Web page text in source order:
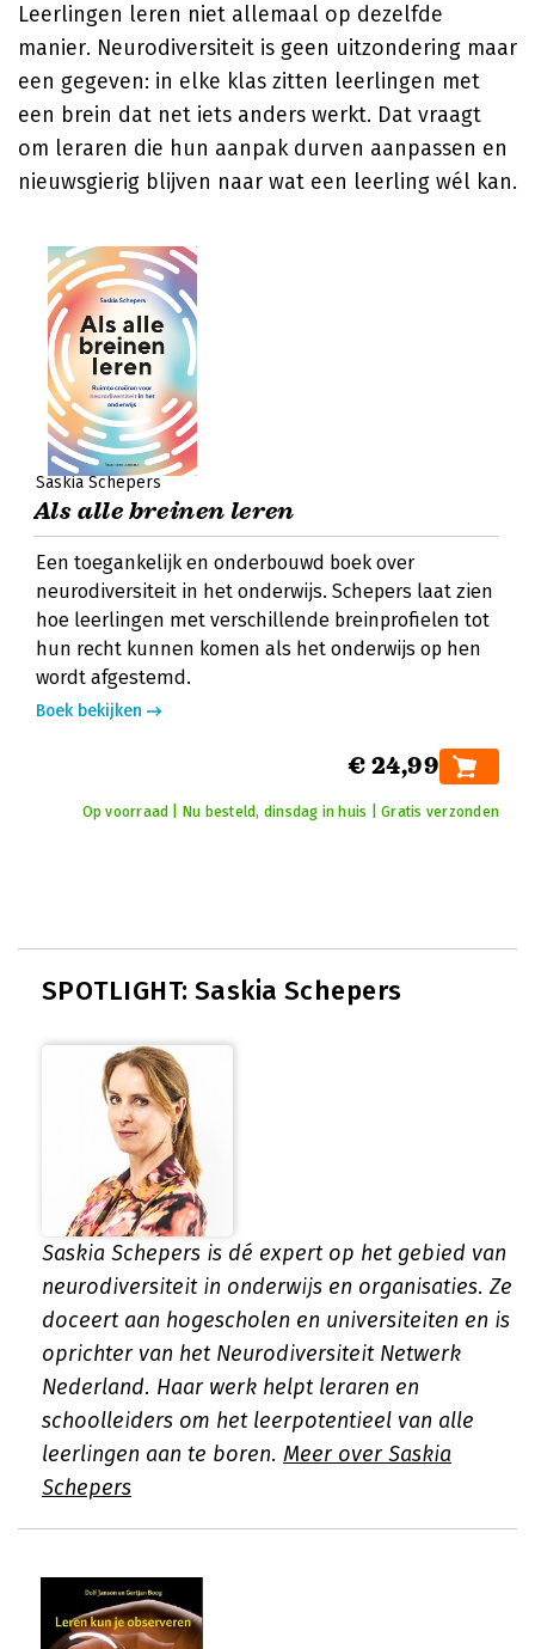
Leerlingen leren niet allemaal op dezelfde
manier. Neurodiversiteit is geen uitzondering maar
een gegeven: in elke klas zitten leerlingen met
een brein dat net iets anders werkt. Dat vraagt
om leraren die hun aanpak durven aanpassen en
nieuwsgierig blijven naar wat een leerling wél kan.
Saskia Schepers
Als alle breinen leren
Een toegankelijk en onderbouwd boek over
neurodiversiteit in het onderwijs. Schepers laat zien
hoe leerlingen met verschillende breinprofielen tot
hun recht kunnen komen als het onderwijs op hen
wordt afgestemd.
Boek bekijken
€ 24,99
Op voorraad | Nu besteld, dinsdag in huis | Gratis verzonden
SPOTLIGHT: Saskia Schepers
Saskia Schepers is dé expert op het gebied van
neurodiversiteit in onderwijs en organisaties. Ze
doceert aan hogescholen en universiteiten en is
oprichter van het Neurodiversiteit Netwerk
Nederland. Haar werk helpt leraren en
schoolleiders om het leerpotentieel van alle
leerlingen aan te boren. Meer over Saskia
Schepers